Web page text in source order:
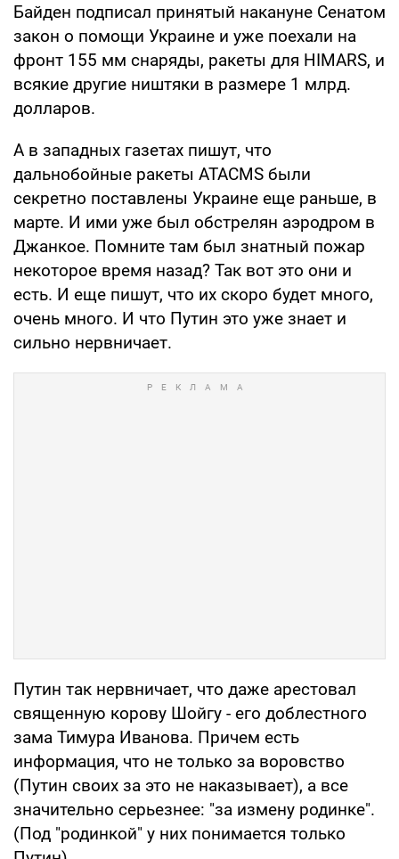
Байден подписал принятый накануне Сенатом
закон о помощи Украине и уже поехали на
фронт 155 мм снаряды, ракеты для HIMARS, и
всякие другие ништяки в размере 1 млрд.
долларов.
А в западных газетах пишут, что
дальнобойные ракеты ATACMS были
секретно поставлены Украине еще раньше, в
марте. И ими уже был обстрелян аэродром в
Джанкое. Помните там был знатный пожар
некоторое время назад? Так вот это они и
есть. И еще пишут, что их скоро будет много,
очень много. И что Путин это уже знает и
сильно нервничает.
Путин так нервничает, что даже арестовал
священную корову Шойгу - его доблестного
зама Тимура Иванова. Причем есть
информация, что не только за воровство
(Путин своих за это не наказывает), а все
значительно серьезнее: "за измену родинке".
(Под "родинкой" у них понимается только